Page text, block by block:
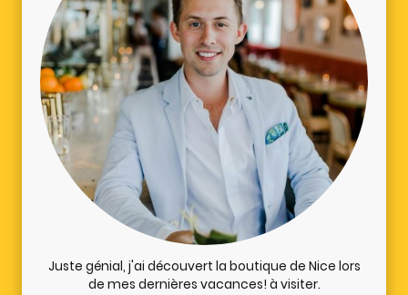
Juste génial, j'ai découvert la boutique de Nice lors
de mes dernières vacances! à visiter.